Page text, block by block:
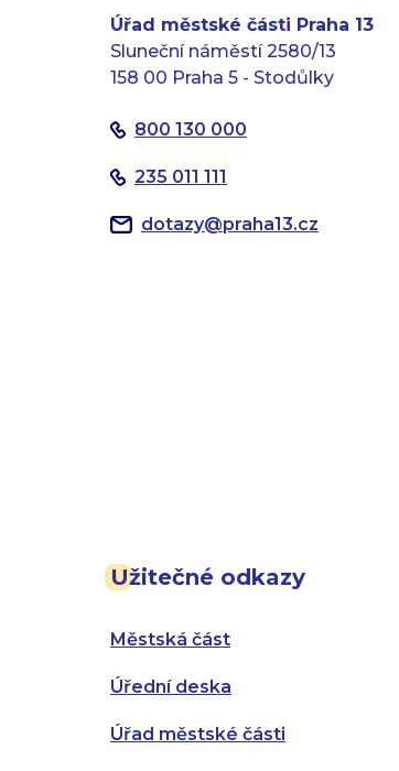
Úřad městské části Praha 13
Sluneční náměstí 2580/13
158 00 Praha 5 - Stodůlky
800 130 000
235 011 111
dotazy@praha13.cz
Užitečné odkazy
Městská část
Úřední deska
Úřad městské části